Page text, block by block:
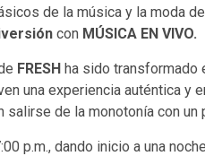
de la música y la moda de
con MÚSICA EN VIVO.
FRESH ha sido transformado
una experiencia auténtica y
salirse de la monotonía con
p.m., dando inicio a una